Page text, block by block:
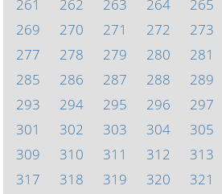
261
262 263 264 265
269
270 271 272 273
277
278 279 280 281
285
286 287 288 289
293
294 295 296 297
301
302 303 304 305
309
310 311 312 313
317
318 319 320 321